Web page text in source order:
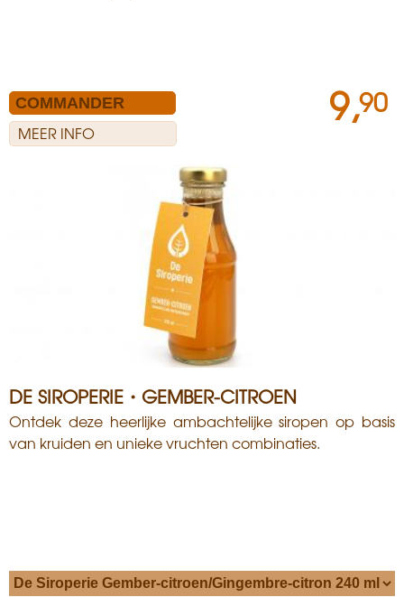
MEER INFO
9,90
DE SIROPERIE・GEMBER-CITROEN
Ontdek deze heerlijke ambachtelijke siropen op basis
van kruiden en unieke vruchten combinaties.